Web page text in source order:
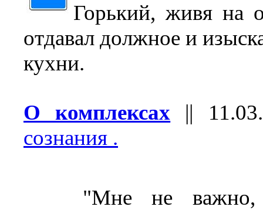
Горький, живя на
отдавал должное и
кухни.
О комплексах ||
сознания .
"Мне не важно,